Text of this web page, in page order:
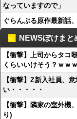
なっていますので」
ぐらんぶる原作最新話
NEWSぽけまと
【衝撃】上司からタコ
くらいいけそう？ｗｗ
【衝撃】Z新入社員、
い・・・・・
【衝撃】隣家の室外
り)